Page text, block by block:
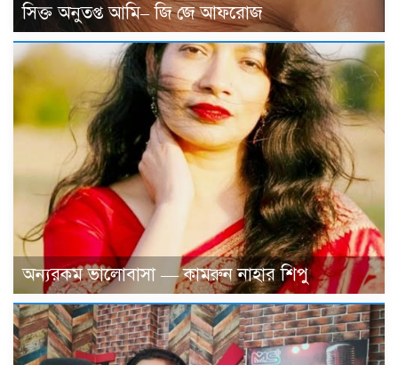
সিক্ত অনুতপ্ত আমি– জি জে আফরোজ
অন্যরকম ভালোবাসা — কামরুন নাহার শিপু